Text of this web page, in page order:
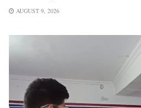
AUGUST 9, 2026